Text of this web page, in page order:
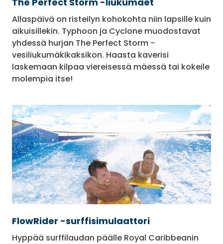
Allaspäivä on risteilyn kohokohta niin lapsille kuin
aikuisillekin. Typhoon ja Cyclone muodostavat
yhdessä hurjan The Perfect Storm -
vesiliukumäkikaksikon. Haasta kaverisi
laskemaan kilpaa viereisessä mäessä tai kokeile
molempia itse!
FlowRider -surffisimulaattori
Hyppää surffilaudan päälle Royal Caribbeanin